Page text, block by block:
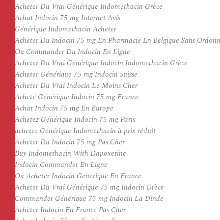
Acheter Du Vrai Générique Indomethacin Grèce
Achat Indocin 75 mg Internet Avis
Générique Indomethacin Acheter
Acheter Du Indocin 75 mg En Pharmacie En Belgique Sans
Ou Commander Du Indocin En Ligne
Acheter Du Vrai Générique Indocin Indomethacin Grèce
Acheter Générique 75 mg Indocin Suisse
Acheter Du Vrai Indocin Le Moins Cher
Acheté Générique Indocin 75 mg France
Achat Indocin 75 mg En Europe
Achetez Générique Indocin 75 mg Paris
achetez Générique Indomethacin à prix réduit
Acheter Du Indocin 75 mg Pas Cher
Buy Indomethacin With Dapoxetine
Indocin Commander En Ligne
Ou Acheter Indocin Generique En France
Acheter Du Vrai Générique 75 mg Indocin Grèce
Commander Générique 75 mg Indocin La Dinde
Acheter Indocin En France Pas Cher